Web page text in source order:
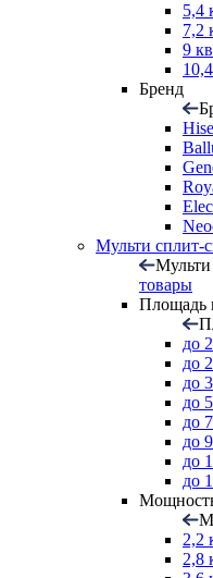
5,4
7,2
9
Бренд
Мульти сплит-
товары
Площадь
до
до
до
до
до
до
до
до
2,2
2,8